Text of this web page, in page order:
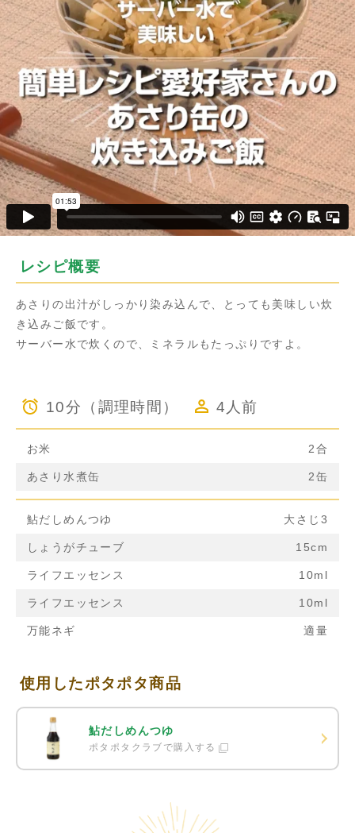
レシピ概要
あさりの出汁がしっかり染み込んで、とっても美味しい炊
き込みご飯です。
サーバー水で炊くので、ミネラルもたっぷりですよ。
10分（調理時間） 4人前
お米 2合
あさり水煮缶 2缶
鮎だしめんつゆ 大さじ3
しょうがチューブ 15cm
ライフエッセンス 10ml
ライフエッセンス 10ml
万能ネギ 適量
使用したポタポタ商品
鮎だしめんつゆ
ポタポタクラブで購入する